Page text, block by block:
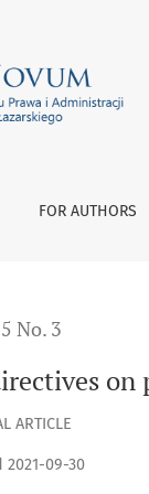
FOR AUTHORS
No. 3
ARTICLE
2021-09-30